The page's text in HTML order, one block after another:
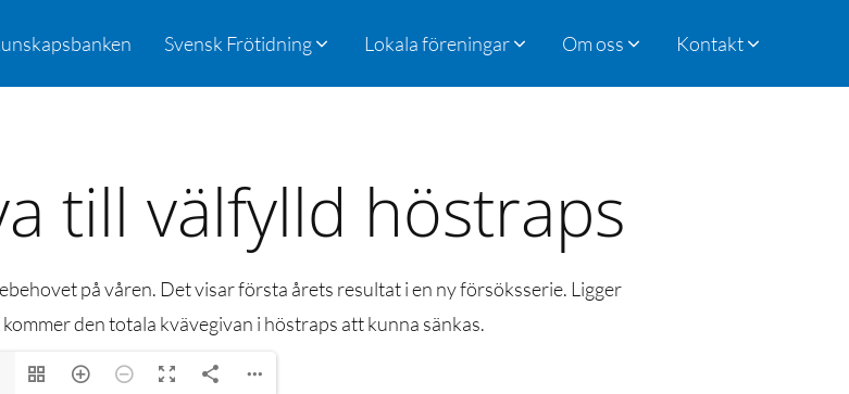
Svensk Frötidning Lokala föreningar Om oss Kontakt
till välfylld höstraps
på våren. Det visar första årets resultat i en ny försöksserie. Ligger
den totala kvävegivan i höstraps att kunna sänkas.